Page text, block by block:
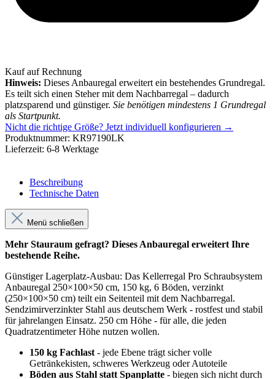
Kauf auf Rechnung
Hinweis: Dieses Anbauregal erweitert ein bestehendes Grundregal.
Es teilt sich einen Steher mit dem Nachbarregal – dadurch
platzsparend und günstiger. Sie benötigen mindestens 1 Grundregal
als Startpunkt.
Nicht die richtige Größe? Jetzt individuell konfigurieren →
Produktnummer: KR97190LK
Lieferzeit: 6-8 Werktage
Beschreibung
Technische Daten
Menü schließen
Mehr Stauraum gefragt? Dieses Anbauregal erweitert Ihre
bestehende Reihe.
Günstiger Lagerplatz-Ausbau: Das Kellerregal Pro Schraubsystem
Anbauregal 250×100×50 cm, 150 kg, 6 Böden, verzinkt
(250×100×50 cm) teilt ein Seitenteil mit dem Nachbarregal.
Sendzimirverzinkter Stahl aus deutschem Werk - rostfest und stabil
für jahrelangen Einsatz. 250 cm Höhe - für alle, die jeden
Quadratzentimeter Höhe nutzen wollen.
150 kg Fachlast- jede Ebene trägt sicher volle
Getränkekisten, schweres Werkzeug oder Autoteile
Böden aus Stahl statt Spanplatte - biegen sich nicht durch